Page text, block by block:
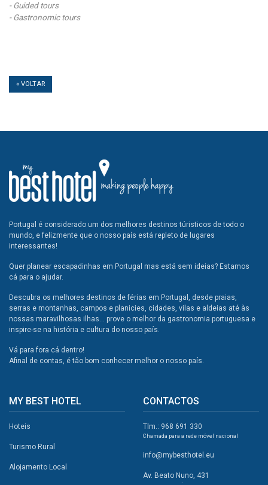
- Guided tours
- Gastronomic tours
« VOLTAR
Portugal é considerado um dos melhores destinos túristicos de todo o
mundo, e felizmente que o nosso país está repleto de lugares
interessantes!
Quer planear escapadinhas em Portugal mas está sem ideias? Estamos
cá para o ajudar.
Descubra os melhores destinos de férias em Portugal, desde praias,
serras e montanhas, campos e planicies, cidades, vilas e aldeias até às
nossas maravilhosas ilhas... prove o melhor da gastronomia portuguesa e
inspire-se na história e cultura do nosso país.
Vá para fora cá dentro!
Afinal de contas, é tão bom conhecer melhor o nosso país.
MY BEST HOTEL
Hoteis
Turismo Rural
Alojamento Local
CONTACTOS
Tlm.: 968 691 330
Chamada para a rede móvel nacional
info@mybesthotel.eu
Av. Beato Nuno, 431